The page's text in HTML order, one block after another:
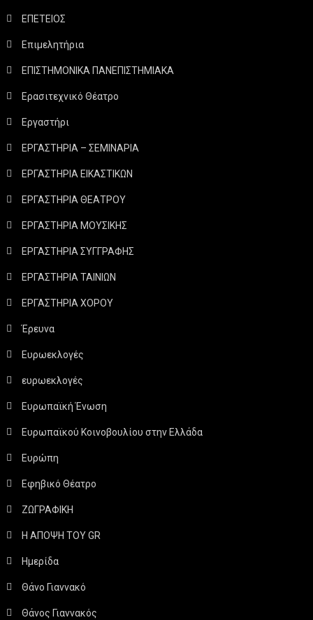
ΕΠΕΤΕΙΟΣ
Επιμελητήρια
ΕΠΙΣΤΗΜΟΝΙΚΑ ΠΑΝΕΠΙΣΤΗΜΙΑΚΑ
Ερασιτεχνικό Θέατρο
Εργαστήρι
ΕΡΓΑΣΤΗΡΙΑ – ΣΕΜΙΝΑΡΙΑ
ΕΡΓΑΣΤΗΡΙΑ ΕΙΚΑΣΤΙΚΩΝ
ΕΡΓΑΣΤΗΡΙΑ ΘΕΑΤΡΟΥ
ΕΡΓΑΣΤΗΡΙΑ ΜΟΥΣΙΚΗΣ
ΕΡΓΑΣΤΗΡΙΑ ΣΥΓΓΡΑΦΗΣ
ΕΡΓΑΣΤΗΡΙΑ ΤΑΙΝΙΩΝ
ΕΡΓΑΣΤΗΡΙΑ ΧΟΡΟΥ
Έρευνα
Ευρωεκλογές
ευρωεκλογές
Ευρωπαϊκή Ένωση
Ευρωπαϊκού Κοινοβουλίου στην Ελλάδα
Ευρώπη
Εφηβικό Θέατρο
ΖΩΓΡΑΦΙΚΗ
Η ΑΠΟΨΗ ΤΟΥ GR
Ημερίδα
Θάνο Γιαννακό
Θάνος Γιαννακός